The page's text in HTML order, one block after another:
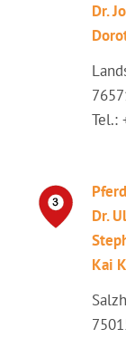
Dr.
Tel.:
Dr.
Kai